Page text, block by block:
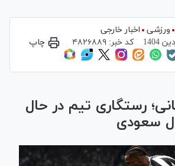
ورزشی
اخبار خارجی
کد خبر: ۴۸۲۶۸۸۹ چاپ
رستگاری تیم در حال
سعودی